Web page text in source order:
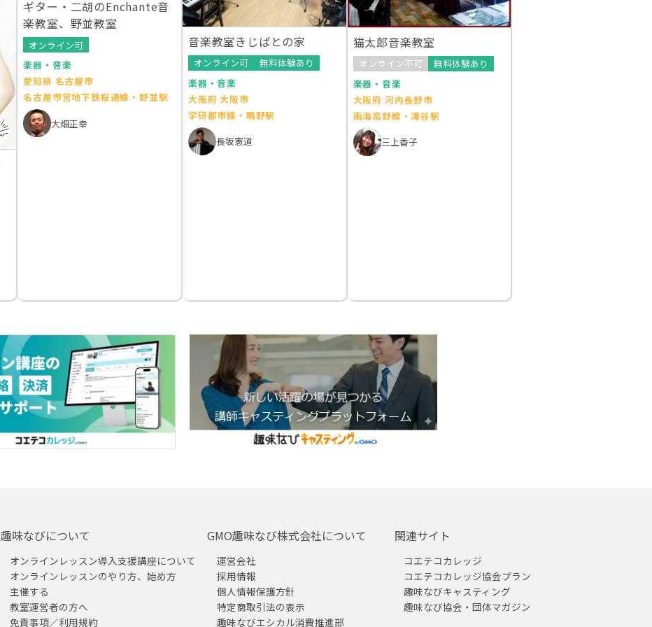
ギター・二胡のEnchante音
楽教室、野並教室
オンライン可
楽器・音楽
愛知県 名古屋市
名古屋市営地下鉄桜通線・野並駅
大畑正幸
音楽教室きじばとの家
オンライン可
無料体験あり
楽器・音楽
大阪府 大阪市
学研都市線・鴫野駅
長坂憲道
猫太郎音楽教室
オンライン不可
無料体験あり
楽器・音楽
大阪府 河内長野市
南海高野線・滝谷駅
三上香子
趣味なびについて
オンラインレッスン導入支援講座について
オンラインレッスンのやり方、始め方
主催する
教室運営者の方へ
免責事項／利用規約
GMO趣味なび株式会社について
運営会社
採用情報
個人情報保護方針
特定商取引法の表示
趣味なびエシカル消費推進部
関連サイト
コエテコカレッジ
コエテコカレッジ協会プラン
趣味なびキャスティング
趣味なび協会・団体マガジン